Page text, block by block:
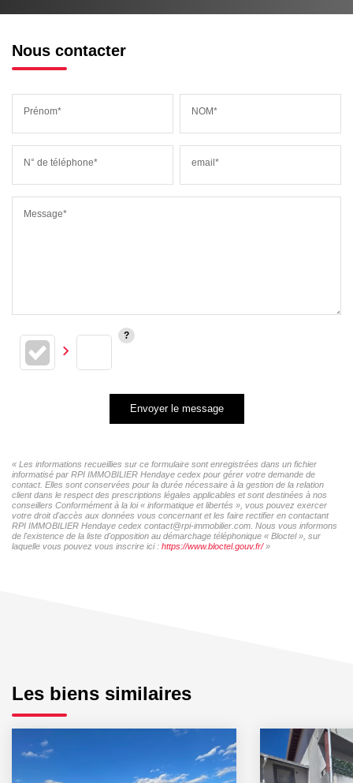
Nous contacter
Prénom* NOM*
N° de téléphone* email*
Message*
Envoyer le message
« Les informations recueillies sur ce formulaire sont enregistrées dans un fichier
informatisé par RPI IMMOBILIER Hendaye cedex pour gérer votre demande de
contact. Elles sont conservées pour la durée nécessaire à la gestion de la relation
client dans le respect des prescriptions légales applicables et sont destinées à nos
conseillers Conformément à la loi « informatique et libertés », vous pouvez exercer
votre droit d'accès aux données vous concernant et les faire rectifier en contactant
RPI IMMOBILIER Hendaye cedex contact@rpi-immobilier.com. Nous vous informons
de l'existence de la liste d'opposition au démarchage téléphonique « Bloctel », sur
laquelle vous pouvez vous inscrire ici : https://www.bloctel.gouv.fr/»
Les biens similaires